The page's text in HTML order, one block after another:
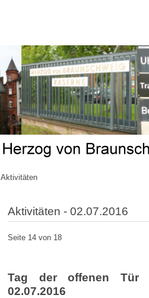
Aktivitäten
Aktivitäten - 02.07.2016
Seite 14 von 18
Tag der offenen Tür
02.07.2016